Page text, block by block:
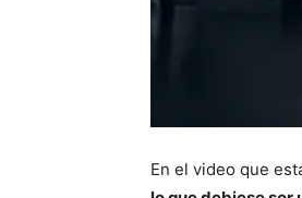
En el video que